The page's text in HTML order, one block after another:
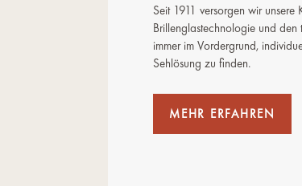
Seit 1911 versorgen wir unsere
Brillenglastechnologie und den
immer im Vordergrund,
Sehlösung zu finden.
MEHR ERFAHREN